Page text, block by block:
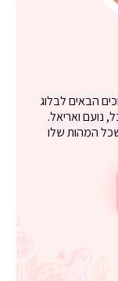
הבאים לבלוג
יובל, נועם ואריאל.
המהות שלו